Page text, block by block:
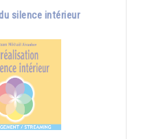
silence intérieur